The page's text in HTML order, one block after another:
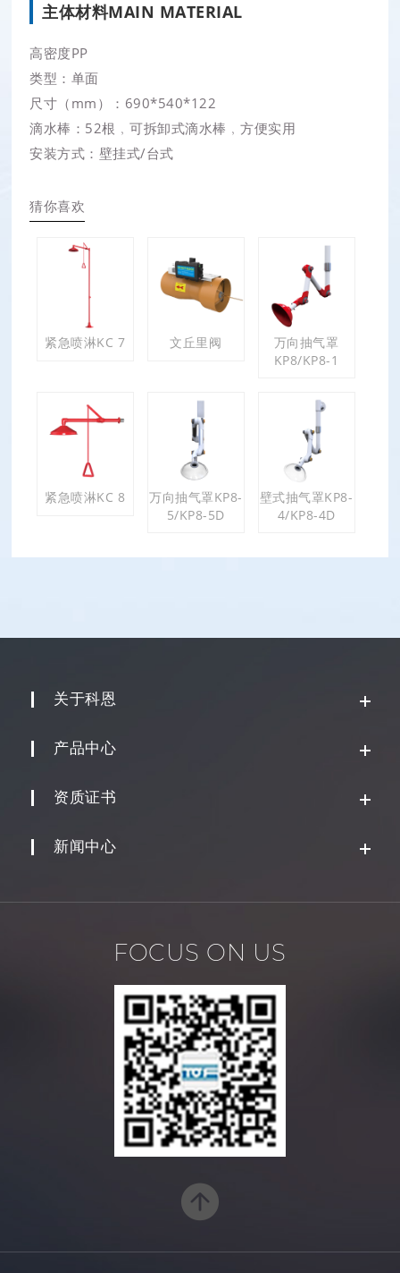
主体材料MAIN MATERIAL
高密度PP
类型：单面
尺寸（mm）：690*540*122
滴水棒：52根﹐可拆卸式滴水棒﹐方便实用
安装方式：壁挂式/台式
猜你喜欢
紧急喷淋KC 7 文丘里阀
万向抽气罩
KP8/KP8-1
紧急喷淋KC 8
万向抽气罩KP8-
5/KP8-5D
壁式抽气罩KP8-
4/KP8-4D
关于科恩
产品中心
资质证书
新闻中心
FOCUS ON US
